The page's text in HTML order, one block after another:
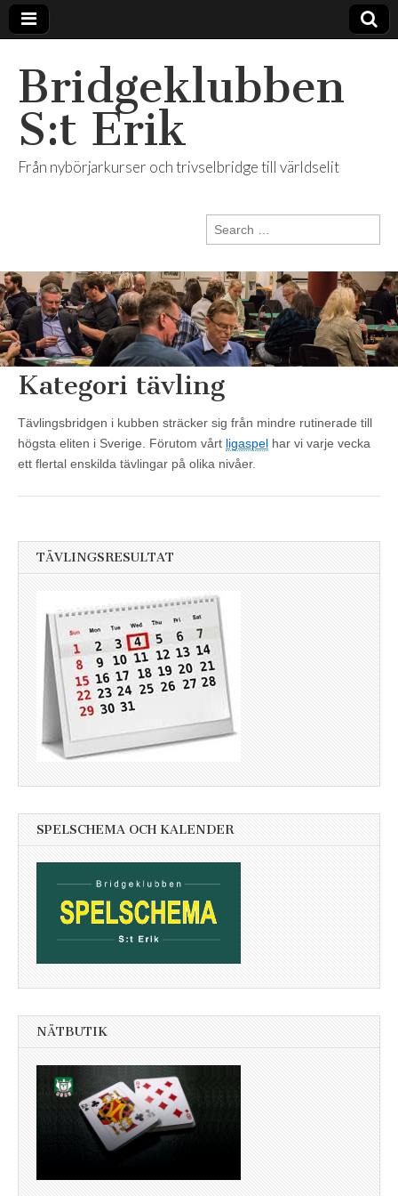
Bridgeklubben
S:t Erik
Från nybörjarkurser och trivselbridge till världselit
Search
for:
Kategori tävling
Tävlingsbridgen i kubben sträcker sig från mindre rutinerade till
högsta eliten i Sverige. Förutom vårt ligaspel har vi varje vecka
ett flertal enskilda tävlingar på olika nivåer.
TÄVLINGSRESULTAT
SPELSCHEMA OCH KALENDER
NÄTBUTIK